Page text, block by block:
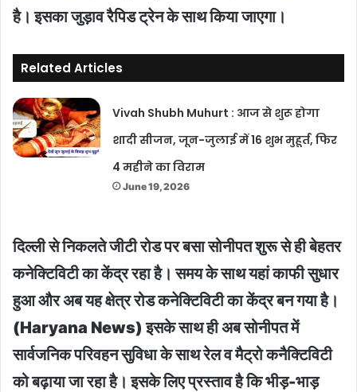
है। इसका जुड़ाव रैपिड ट्रेन के साथ किया जाएगा।
Related Articles
Vivah Shubh Muhurt : आज से शुरू होगा
शादी सीजन, जून-जुलाई में 16 शुभ मुहूर्त, फिर
4 महीने का विराम
June 19, 2026
दिल्ली से निकलते जीटी रोड पर बसा सोनीपत शुरू से ही बेहतर
कनेक्टिविटी का केंद्र रहा है। समय के साथ यहां काफी सुधार
हुआ और अब यह क्षेत्र रोड कनेक्टिविटी का केंद्र बन गया है।
(Haryana News) इसके साथ ही अब सोनीपत में
सार्वजनिक परिवहन सुविधा के साथ रेल व मैट्रो कनैक्टिविटी
को बढ़ाया जा रहा है। इसके लिए प्रस्ताव है कि भीड़-भाड़